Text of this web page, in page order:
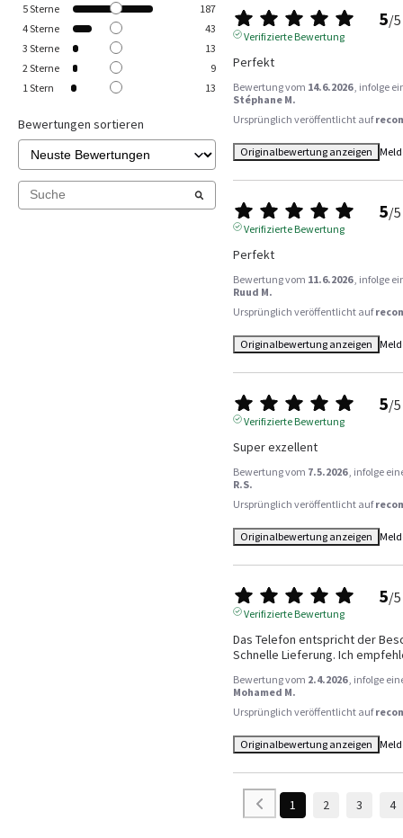
5Sterne
187
4Sterne
43
3 Sterne
13
2 Sterne
9
1 Stern 13
Bewertungen sortieren
5/5
Verifizierte Bewertung
Perfekt
Bewertung vom 14.6.2026 , infolge
Stéphane M.
Ursprünglich veröffentlicht auf
Originalbewertung anzeigen
5/5
Verifizierte Bewertung
Perfekt
Bewertung vom 11.6.2026 , infolge
Ruud M.
Ursprünglich veröffentlicht auf
Originalbewertung anzeigen
5/5
Verifizierte Bewertung
Super exzellent
Bewertung vom 7.5.2026 , infolge
R.S.
Ursprünglich veröffentlicht auf
Originalbewertung anzeigen
5/5
Verifizierte Bewertung
Das Telefon entspricht der
Schnelle Lieferung. Ich
Bewertung vom 2.4.2026 , infolge
Mohamed M.
Ursprünglich veröffentlicht auf
Originalbewertung anzeigen
1 2 3 4